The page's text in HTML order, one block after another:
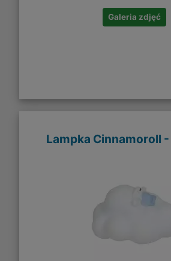
Galeria zdjęć
Lampka Cinnamoroll